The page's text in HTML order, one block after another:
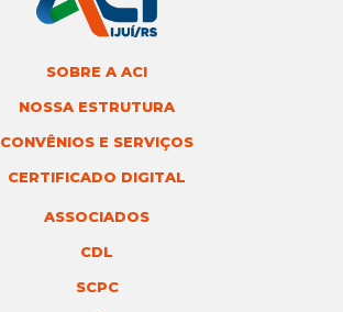
SOBRE A ACI
NOSSA ESTRUTURA
CONVÊNIOS E SERVIÇOS
CERTIFICADO DIGITAL
ASSOCIADOS
CDL
SCPC